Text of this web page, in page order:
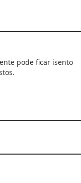
pode ficar isento